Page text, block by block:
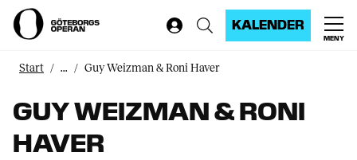
KALENDER
MENY
Start ... Guy Weizman & Roni Haver
GUY WEIZMAN & RONI
HAVER